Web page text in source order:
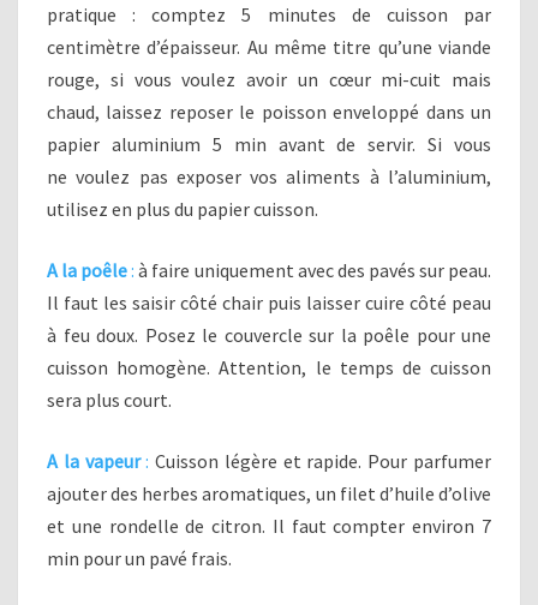
pratique : comptez 5 minutes de cuisson par
centimètre d’épaisseur. Au même titre qu’une viande
rouge, si vous voulez avoir un cœur mi-cuit mais
chaud, laissez reposer le poisson enveloppé dans un
papier aluminium 5 min avant de servir. Si vous
ne voulez pas exposer vos aliments à l’aluminium,
utilisez en plus du papier cuisson.
A la poêle: à faire uniquement avec des pavés sur peau.
Il faut les saisir côté chair puis laisser cuire côté peau
à feu doux. Posez le couvercle sur la poêle pour une
cuisson homogène. Attention, le temps de cuisson
sera plus court.
A la vapeur: Cuisson légère et rapide. Pour parfumer
ajouter des herbes aromatiques, un filet d’huile d’olive
et une rondelle de citron. Il faut compter environ 7
min pour un pavé frais.